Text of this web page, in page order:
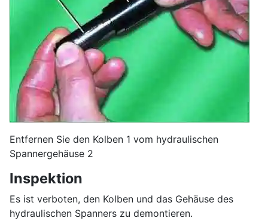
Entfernen Sie den Kolben 1 vom hydraulischen
Spannergehäuse 2
Inspektion
Es ist verboten, den Kolben und das Gehäuse des
hydraulischen Spanners zu demontieren.